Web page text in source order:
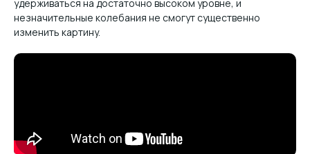
удерживаться на достаточно высоком уровне, и
незначительные колебания не смогут существенно
изменить картину.